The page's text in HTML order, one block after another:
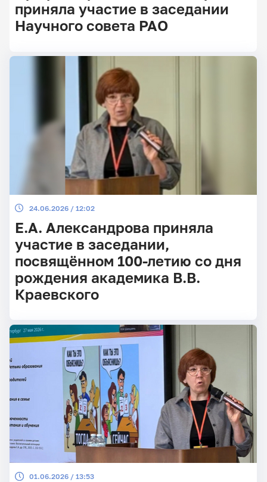
новости
приняла участие в заседании
Научного совета РАО
24.06.2026 / 12:02
Е.А. Александрова приняла
участие в заседании,
посвящённом 100-летию со дня
рождения академика В.В.
Краевского
01.06.2026 / 13:53